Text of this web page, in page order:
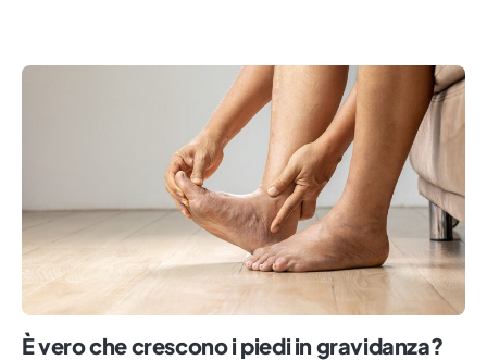
È vero che crescono i piedi in gravidanza?